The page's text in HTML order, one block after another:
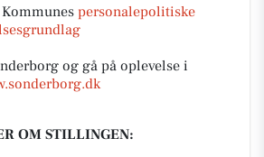
personalepolitiske
og gå på oplevelse i
OM STILLINGEN: